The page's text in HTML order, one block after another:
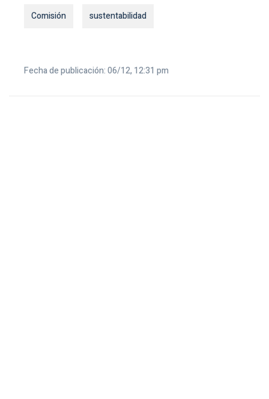
Comisión sustentabilidad
Fecha de publicación: 06/12, 12:31 pm